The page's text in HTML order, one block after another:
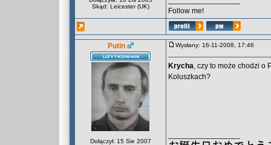
Skąd: Leicester (UK)
Follow me!
Putin
Dołączył: 15 Sie 2007
Wysłany: 16-11-2008, 17:46
Krycha, czy to może chodzi o
Koluszkach?